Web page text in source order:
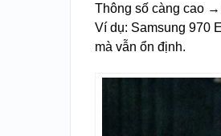
Thông số càng cao
Ví dụ: Samsung 970
mà vẫn ổn định.